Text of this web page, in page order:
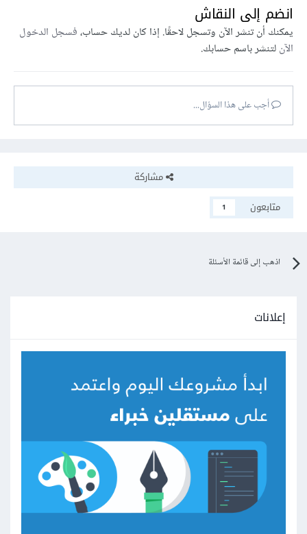
انضم إلى النقاش
يمكنك أن تنشر الآن وتسجل لاحقًا. إذا كان لديك حساب،فسجل الدخول
الآنلتنشر باسم حسابك.
أجب على هذا السؤال...
مشاركة
متابعون
1
اذهب إلى قائمة الأسئلة
إعلانات